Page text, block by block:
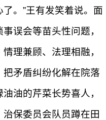
。”王有发笑着说。面
误会等苗头性问题，
理兼顾、法理相融，
矛盾纠纷化解在院落
油的芹菜长势喜人，
保委员会队员蹲在田